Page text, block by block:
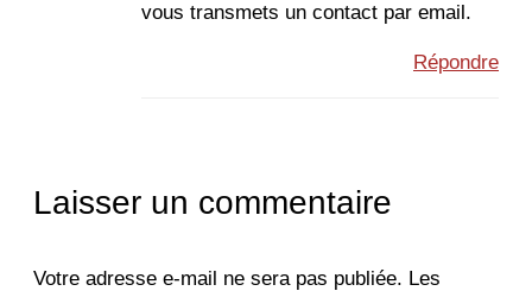
vous transmets un contact par email.
Répondre
Laisser un commentaire
Votre adresse e-mail ne sera pas publiée. Les